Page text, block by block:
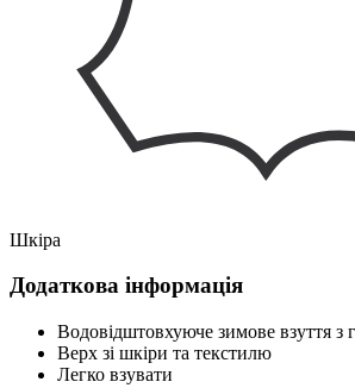
Шкіра
Додаткова інформація
Водовідштовхуюче зимове взуття
Верх зі шкіри та текстилю
Легко взувати